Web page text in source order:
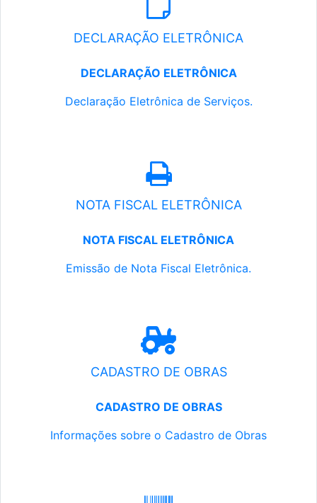
DECLARAÇÃO ELETRÔNICA
DECLARAÇÃO ELETRÔNICA
Declaração Eletrônica de Serviços.
NOTA FISCAL ELETRÔNICA
NOTA FISCAL ELETRÔNICA
Emissão de Nota Fiscal Eletrônica.
CADASTRO DE OBRAS
CADASTRO DE OBRAS
Informações sobre o Cadastro de Obras